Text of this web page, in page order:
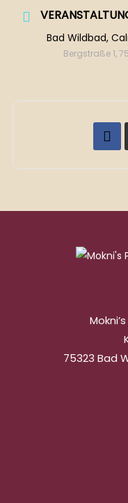
Bad Wildbad,
Bergstraße 1,
75323 Bad